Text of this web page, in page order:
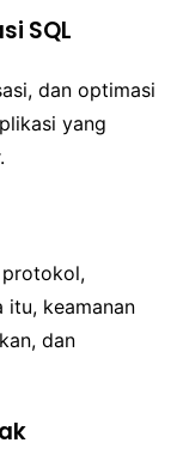
SQL
dan optimasi
yang
itu, keamanan
dan